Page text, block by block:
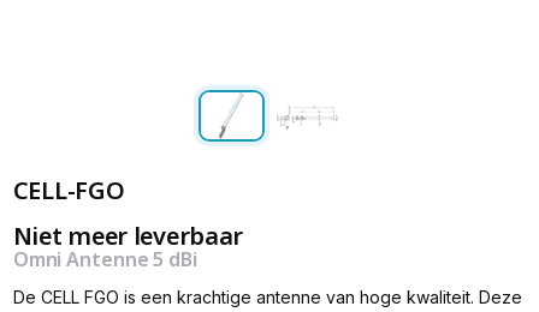
CELL-FGO
Niet meer leverbaar
Omni Antenne 5 dBi
De CELL FGO is een krachtige antenne van hoge kwaliteit. Deze